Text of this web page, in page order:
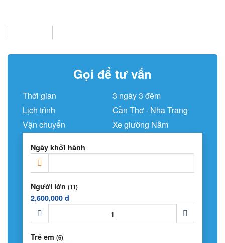
Gọi để tư vấn
Thời gian
3 ngày 3 đêm
Lịch trình
Cần Thơ - Nha Trang
Vận chuyển
Xe giường Nằm
Ngày khởi hành
Người lớn (11)
2,600,000 đ
Trẻ em (6)